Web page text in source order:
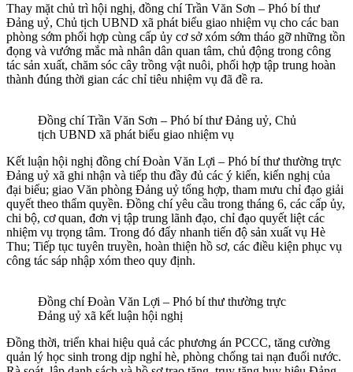
Thay mặt chủ trì hội nghị, đồng chí Trần Văn Sơn – Phó bí thư
Đảng uỷ, Chủ tịch UBND xã phát biểu giao nhiệm vụ cho các ban
phòng sớm phối hợp cùng cấp ủy cơ sở xóm sớm tháo gỡ những tồn
đọng và vướng mắc mà nhân dân quan tâm, chủ động trong công
tác sản xuất, chăm sóc cây trồng vật nuôi, phối hợp tập trung hoàn
thành đúng thời gian các chỉ tiêu nhiệm vụ đã đề ra.
Đồng chí Trần Văn Sơn – Phó bí thư Đảng uỷ, Chủ
tịch UBND xã phát biểu giao nhiệm vụ
Kết luận hội nghị đồng chí Đoàn Văn Lợi – Phó bí thư thường trực
Đảng uỷ xã ghi nhận và tiếp thu đầy đủ các ý kiến, kiến nghị của
đại biểu; giao Văn phòng Đảng uỷ tổng hợp, tham mưu chỉ đạo giải
quyết theo thẩm quyền. Đồng chí yêu cầu trong tháng 6, các cấp ủy,
chi bộ, cơ quan, đơn vị tập trung lãnh đạo, chỉ đạo quyết liệt các
nhiệm vụ trọng tâm. Trong đó đẩy nhanh tiến độ sản xuất vụ Hè
Thu; Tiếp tục tuyên truyền, hoàn thiện hồ sơ, các điều kiện phục vụ
công tác sáp nhập xóm theo quy định.
Đồng chí Đoàn Văn Lợi – Phó bí thư thường trực
Đảng uỷ xã kết luận hội nghị
Đồng thời, triển khai hiệu quả các phương án PCCC, tăng cường
quản lý học sinh trong dịp nghỉ hè, phòng chống tai nạn đuối nước.